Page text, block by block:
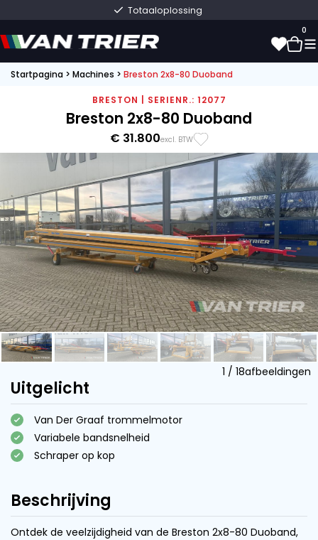
Totaaloplossing
0
Startpagina > Machines > Breston 2x8-80 Duoband
BRESTON | SERIENR.: 12077
Breston 2x8-80 Duoband
€ 31.800excl. BTW
1 / 18afbeeldingen
Uitgelicht
Van Der Graaf trommelmotor
Variabele bandsnelheid
Schraper op kop
Beschrijving
Ontdek de veelzijdigheid van de Breston 2x8-80 Duoband,